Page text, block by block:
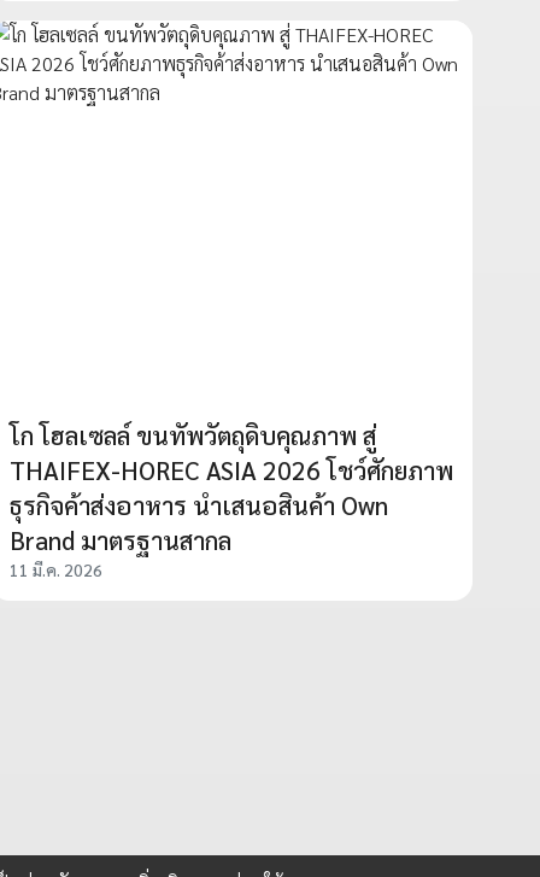
โก โฮลเซลล์ ขนทัพวัตถุดิบคุณภาพ สู่
THAIFEX-HOREC ASIA 2026 โชว์ศักยภาพ
ธุรกิจค้าส่งอาหาร นำเสนอสินค้า Own
Brand มาตรฐานสากล
11 มี.ค. 2026